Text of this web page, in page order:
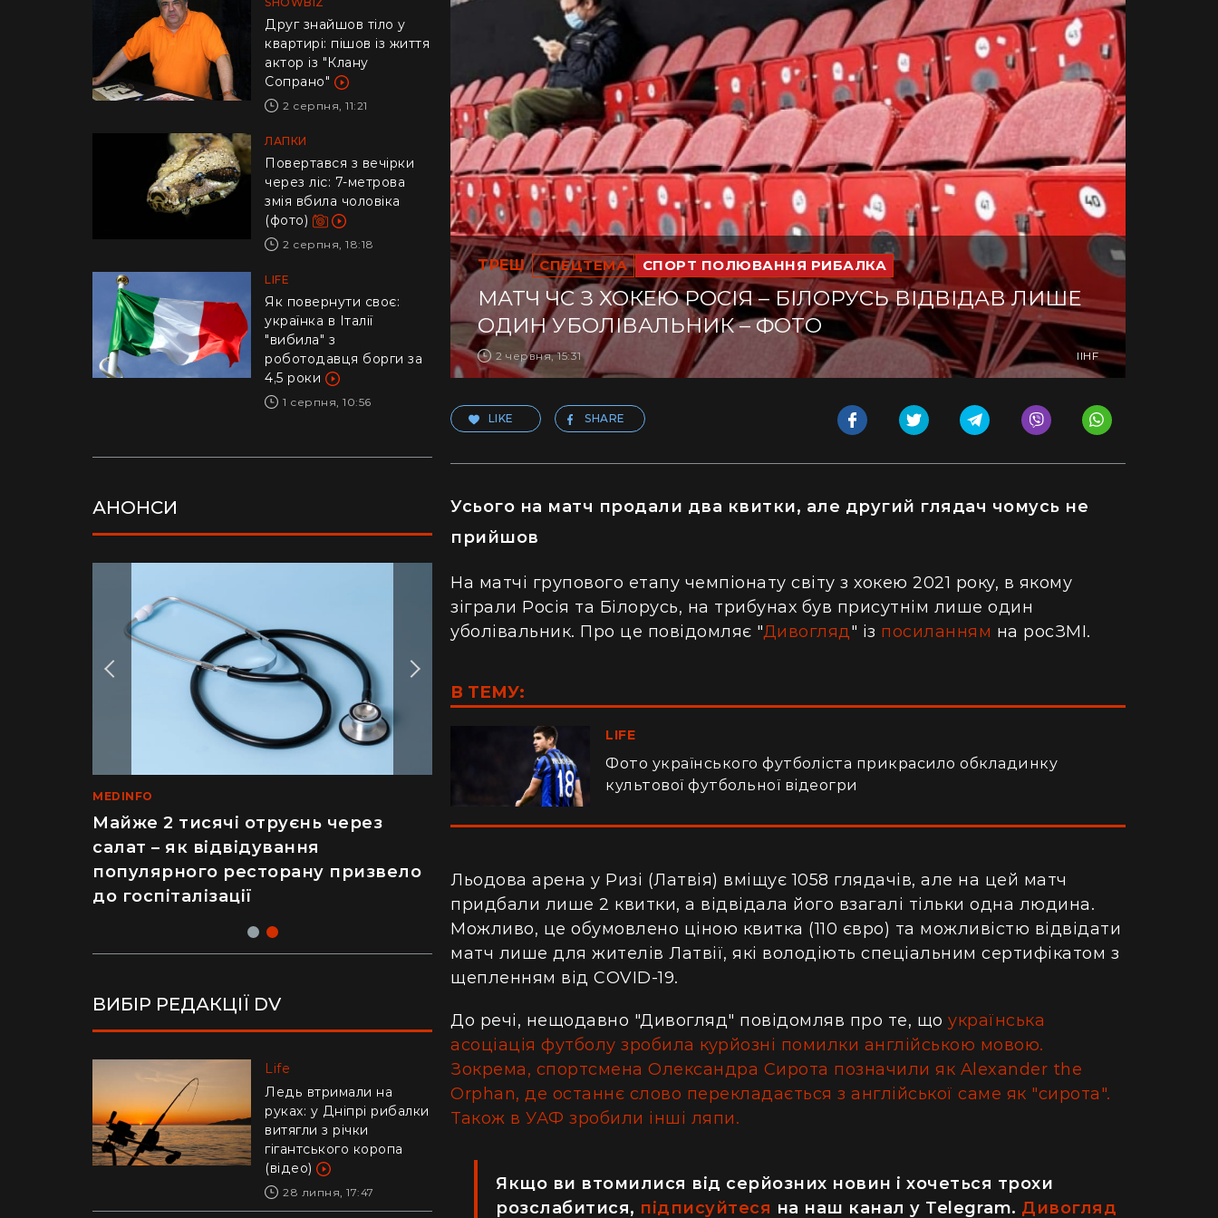
Друг знайшов тіло у
квартирі: пішов із життя
актор із "Клану
Сопрано"
2 серпня, 11:21
ЛАПКИ
Повертався з вечірки
через ліс: 7-метрова
змія вбила чоловіка
(фото)
2 серпня, 18:18
LIFE
​Як повернути своє:
українка в Італії
"вибила" з
роботодавця борги за
4,5 роки
1 серпня, 10:56
АНОНСИ
LIFE
Рік ремонту хати за $8 тисяч:
українка показала перевтілення
сільського будинку (фото)
MEDINFO
Майже 2 тисячі отруєнь через
салат – як відвідування
популярного ресторану призвело
до госпіталізації
ВИБІР РЕДАКЦІЇ DV
Life
Українців попередили
про аферу з
відключенням
електроенергії
30 липня, 10:57
Life
Ледь втримали на
руках: у Дніпрі рибалки
витягли з річки
гігантського коропа
(відео)
28 липня, 17:47
ТРЕШ СПЕЦТЕМА СПОРТ ПОЛЮВАННЯ РИБАЛКА
МАТЧ ЧС З ХОКЕЮ РОСІЯ – БІЛОРУСЬ ВІДВІДАВ ЛИШЕ
ОДИН УБОЛІВАЛЬНИК – ФОТО
2 червня, 15:31 IIHF
LIKE SHARE
Усього на матч продали два квитки, але другий глядач чомусь не
прийшов
На матчі групового етапу чемпіонату світу з хокею 2021 року, в якому
зіграли Росія та Білорусь, на трибунах був присутнім лише один
уболівальник. Про це повідомляє "Дивогляд" із посиланням на росЗМІ.
В ТЕМУ:
LIFE
Фото українського футболіста прикрасило обкладинку
культової футбольної відеогри
Льодова арена у Ризі (Латвія) вміщує 1058 глядачів, але на цей матч
придбали лише 2 квитки, а відвідала його взагалі тільки одна людина.
Можливо, це обумовлено ціною квитка (110 євро) та можливістю відвідати
матч лише для жителів Латвії, які володіють спеціальним сертифікатом з
щепленням від COVID-19.
До речі, нещодавно "Дивогляд" повідомляв про те, що українська
асоціація футболу зробила курйозні помилки англійською мовою.
Зокрема, спортсмена Олександра Сирота позначили як Alexander the
Orphan, де останнє слово перекладається з англійської саме як "сирота".
Також в УАФ зробили інші ляпи.
Якщо ви втомилися від серйозних новин і хочеться трохи
розслабитися, підписуйтеся на наш канал у Telegram. Дивогляд